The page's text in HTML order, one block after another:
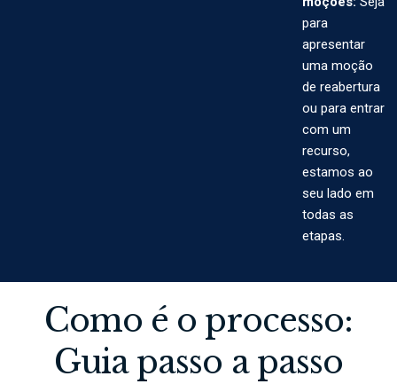
para
apresentar
uma moção
de reabertura
ou para entrar
com um
recurso,
estamos ao
seu lado em
todas as
etapas.
Como é o processo:
Guia passo a passo